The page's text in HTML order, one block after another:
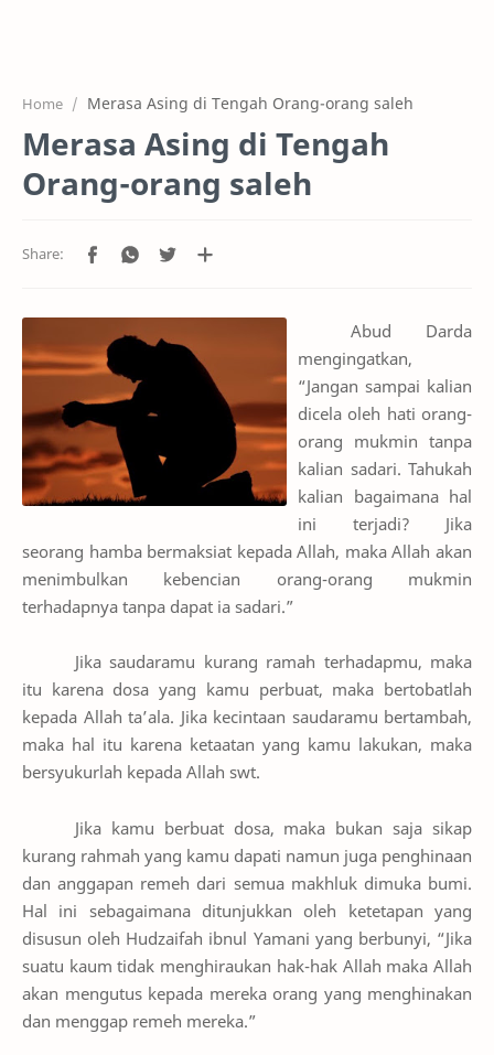
Features
Pricing
Home Merasa Asing di Tengah Orang-orang saleh
Merasa Asing di Tengah
Orang-orang saleh
Abud Darda
mengingatkan,
“Jangan sampai kalian
dicela oleh hati orang-
orang mukmin tanpa
kalian sadari. Tahukah
kalian bagaimana hal
ini terjadi? Jika
seorang hamba bermaksiat kepada Allah, maka Allah akan
menimbulkan kebencian orang-orang mukmin
terhadapnya tanpa dapat ia sadari.”
Jika saudaramu kurang ramah terhadapmu, maka
itu karena dosa yang kamu perbuat, maka bertobatlah
kepada Allah ta’ala. Jika kecintaan saudaramu bertambah,
maka hal itu karena ketaatan yang kamu lakukan, maka
bersyukurlah kepada Allah swt.
Jika kamu berbuat dosa, maka bukan saja sikap
kurang rahmah yang kamu dapati namun juga penghinaan
dan anggapan remeh dari semua makhluk dimuka bumi.
Hal ini sebagaimana ditunjukkan oleh ketetapan yang
disusun oleh Hudzaifah ibnul Yamani yang berbunyi, “Jika
suatu kaum tidak menghiraukan hak-hak Allah maka Allah
akan mengutus kepada mereka orang yang menghinakan
dan menggap remeh mereka.”